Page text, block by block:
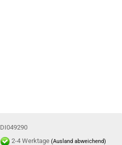
DI049290
2-4 Werktage(Ausland abweichend)